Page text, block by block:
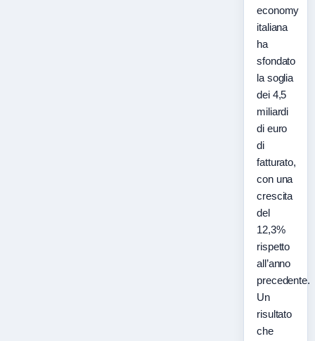
economy
italiana
ha
sfondato
la soglia
dei 4,5
miliardi
di euro
di
fatturato,
con una
crescita
del
12,3%
rispetto
all’anno
precedente.
Un
risultato
che